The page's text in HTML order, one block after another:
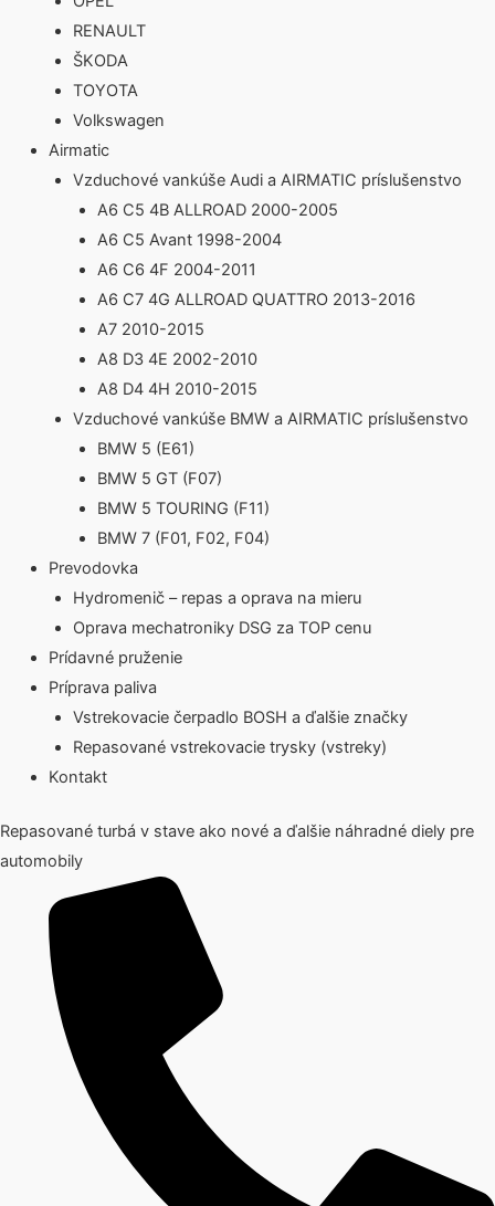
RENAULT
ŠKODA
TOYOTA
Volkswagen
Airmatic
Vzduchové vankúše Audi a AIRMATIC príslušenstvo
A6 C5 4B ALLROAD 2000-2005
A6 C5 Avant 1998-2004
A6 C6 4F 2004-2011
A6 C7 4G ALLROAD QUATTRO 2013-2016
A7 2010-2015
A8 D3 4E 2002-2010
A8 D4 4H 2010-2015
Vzduchové vankúše BMW a AIRMATIC príslušenstvo
BMW 5 (E61)
BMW 5 GT (F07)
BMW 5 TOURING (F11)
BMW 7 (F01, F02, F04)
Prevodovka
Hydromenič – repas a oprava na mieru
Oprava mechatroniky DSG za TOP cenu
Prídavné pruženie
Príprava paliva
Vstrekovacie čerpadlo BOSH a ďalšie značky
Repasované vstrekovacie trysky (vstreky)
Kontakt
Repasované turbá v stave ako nové a ďalšie náhradné diely pre
automobily